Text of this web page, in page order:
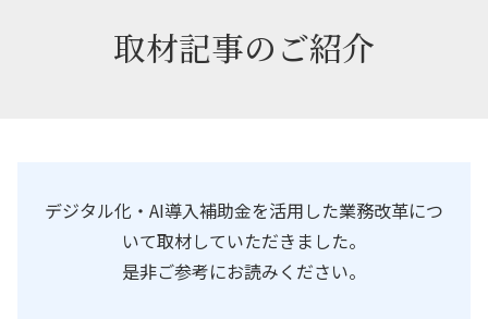
取材記事のご紹介
デジタル化・AI導入補助金を活用した業務改革につ
いて取材していただきました。
是非ご参考にお読みください。